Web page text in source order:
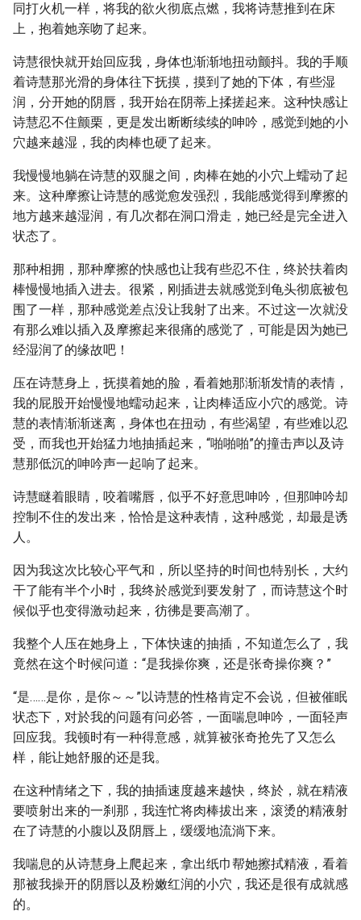
同打火机一样，将我的欲火彻底点燃，我将诗慧推到在床
上，抱着她亲吻了起来。
诗慧很快就开始回应我，身体也渐渐地扭动颤抖。我的手顺
着诗慧那光滑的身体往下抚摸，摸到了她的下体，有些湿
润，分开她的阴唇，我开始在阴蒂上揉搓起来。这种快感让
诗慧忍不住颤栗，更是发出断断续续的呻吟，感觉到她的小
穴越来越湿，我的肉棒也硬了起来。
我慢慢地躺在诗慧的双腿之间，肉棒在她的小穴上蠕动了起
来。这种摩擦让诗慧的感觉愈发强烈，我能感觉得到摩擦的
地方越来越湿润，有几次都在洞口滑走，她已经是完全进入
状态了。
那种相拥，那种摩擦的快感也让我有些忍不住，终於扶着肉
棒慢慢地插入进去。很紧，刚插进去就感觉到龟头彻底被包
围了一样，那种感觉差点没让我射了出来。不过这一次就没
有那么难以插入及摩擦起来很痛的感觉了，可能是因为她已
经湿润了的缘故吧！
压在诗慧身上，抚摸着她的脸，看着她那渐渐发情的表情，
我的屁股开始慢慢地蠕动起来，让肉棒适应小穴的感觉。诗
慧的表情渐渐迷离，身体也在扭动，有些渴望，有些难以忍
受，而我也开始猛力地抽插起来，“啪啪啪”的撞击声以及诗
慧那低沉的呻吟声一起响了起来。
诗慧瞇着眼睛，咬着嘴唇，似乎不好意思呻吟，但那呻吟却
控制不住的发出来，恰恰是这种表情，这种感觉，却最是诱
人。
因为我这次比较心平气和，所以坚持的时间也特别长，大约
干了能有半个小时，我终於感觉到要发射了，而诗慧这个时
候似乎也变得激动起来，彷彿是要高潮了。
我整个人压在她身上，下体快速的抽插，不知道怎么了，我
竟然在这个时候问道：“是我操你爽，还是张奇操你爽？”
“是……是你，是你～～”以诗慧的性格肯定不会说，但被催眠
状态下，对於我的问题有问必答，一面喘息呻吟，一面轻声
回应我。我顿时有一种得意感，就算被张奇抢先了又怎么
样，能让她舒服的还是我。
在这种情绪之下，我的抽插速度越来越快，终於，就在精液
要喷射出来的一刹那，我连忙将肉棒拔出来，滚烫的精液射
在了诗慧的小腹以及阴唇上，缓缓地流淌下来。
我喘息的从诗慧身上爬起来，拿出纸巾帮她擦拭精液，看着
那被我操开的阴唇以及粉嫩红润的小穴，我还是很有成就感
的。